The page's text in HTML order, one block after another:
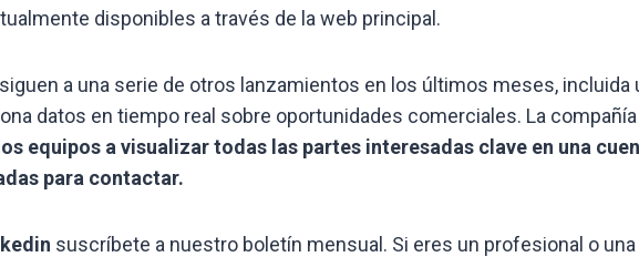
disponibles a través de la web principal.
a una serie de otros lanzamientos en los últimos meses, incluida
datos en tiempo real sobre oportunidades comerciales. La
equipos a visualizar todas las partes interesadas clave en una
para contactar.
suscríbete a nuestro boletín mensual. Si eres un profesional o